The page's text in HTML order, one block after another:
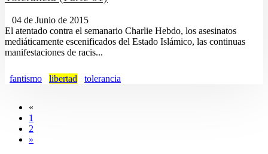
04 de Junio de 2015
El atentado contra el semanario Charlie Hebdo, los asesinatos
mediáticamente escenificados del Estado Islámico, las continuas
manifestaciones de racis...
fantismo libertad tolerancia
«
1
2
»